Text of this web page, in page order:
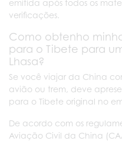
emitida após todos os
verificações.
Como obtenho
para o Tibete para
Lhasa?
Se você viajar da China
avião ou trem, deve
para o Tibete original no
De acordo com os
Aviação Civil da China